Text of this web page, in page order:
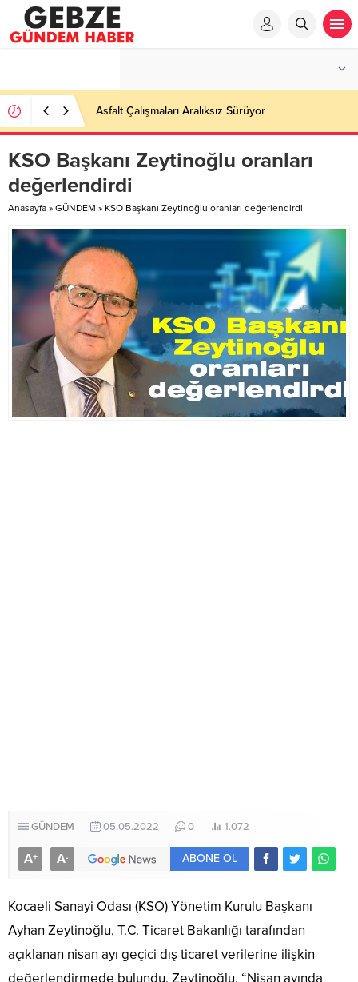
Asfalt Çalışmaları Aralıksız Sürüyor
KSO Başkanı Zeytinoğlu oranları
değerlendirdi
Anasayfa » GÜNDEM » KSO Başkanı Zeytinoğlu oranları değerlendirdi
GÜNDEM 05.05.2022 0 1.072
A+ A- ABONE OL
Kocaeli Sanayi Odası (KSO) Yönetim Kurulu Başkanı
Ayhan Zeytinoğlu, T.C. Ticaret Bakanlığı tarafından
açıklanan nisan ayı geçici dış ticaret verilerine ilişkin
değerlendirmede bulundu. Zeytinoğlu, “Nisan ayında